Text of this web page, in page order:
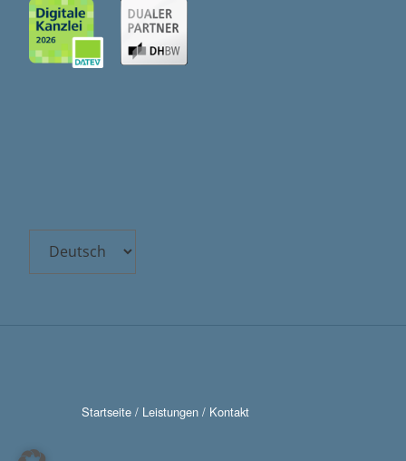
Choose
a
Startseite / Leistungen / Kontakt